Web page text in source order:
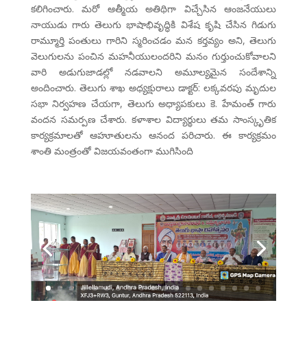
కలిగించారు. మరో ఆత్మీయ అతిథిగా విచ్చేసిన ఆంజనేయులు
నాయుడు గారు తెలుగు భాషాభివృద్ధికి విశేష కృషి చేసిన గిడుగు
రామ్మూర్తి పంతులు గారిని స్మరించడం మన కర్తవ్యం అని, తెలుగు
వెలుగులను పంచిన మహనీయులందరిని మనం గుర్తుంచుకోవాలని
వారి అడుగుజాడల్లో నడవాలని అమూల్యమైన సందేశాన్ని
అందించారు. తెలుగు శాఖ అధ్యక్షురాలు డాక్టర్: లక్కవరపు మృదుల
సభా నిర్వహణ చేయగా, తెలుగు అధ్యాపకులు కె. హేమంత్ గారు
వందన సమర్పణ చేశారు. కళాశాల విద్యార్థులు తమ సాంస్కృతిక
కార్యక్రమాలతో ఆహూతులను ఆనంద పరిచారు. ఈ కార్యక్రమం
శాంతి మంత్రంతో విజయవంతంగా ముగిసింది